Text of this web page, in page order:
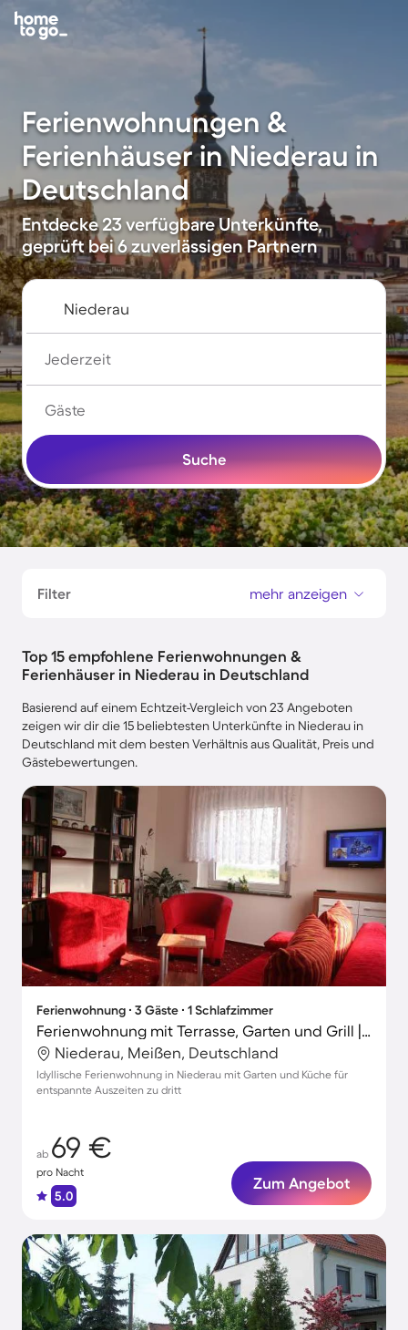
Ferienwohnungen &
Ferienhäuser in Niederau in
Deutschland
Entdecke 23 verfügbare Unterkünfte,
geprüft bei 6 zuverlässigen Partnern
Jederzeit
Gäste
Suche
Filter mehr anzeigen
Top 15 empfohlene Ferienwohnungen &
Ferienhäuser in Niederau in Deutschland
Basierend auf einem Echtzeit-Vergleich von 23 Angeboten
zeigen wir dir die 15 beliebtesten Unterkünfte in Niederau in
Deutschland mit dem besten Verhältnis aus Qualität, Preis und
Gästebewertungen.
Ferienwohnung ∙ 3 Gäste ∙ 1 Schlafzimmer
Ferienwohnung mit Terrasse, Garten und Grill | Gartenblick
Niederau, Meißen, Deutschland
Idyllische Ferienwohnung in Niederau mit Garten und Küche für
entspannte Auszeiten zu dritt
ab 69 €
pro Nacht
5.0
Zum Angebot